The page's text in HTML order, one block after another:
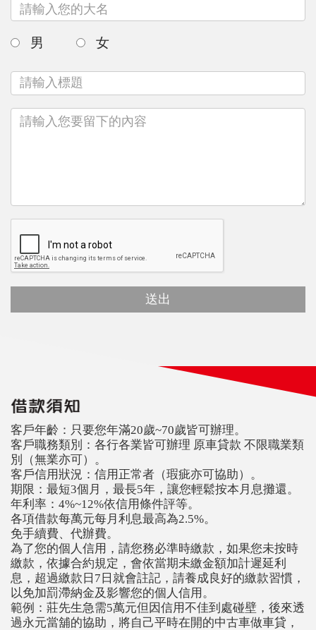
男 女
客戶年齡：只要您年滿20歲~70歲皆可辦理。
客戶職務類別：各行各業皆可辦理 原車貸款 不限職業類
別（無業亦可）。
客戶信用狀況：信用正常者（瑕疵亦可協助）。
期限：最短3個月，最長5年，讓您輕鬆按本月息攤還。
年利率：4%~12%依信用條件評等。
各項借款每萬元每月利息最高為2.5%。
免手續費、代辦費。
為了您的個人信用，請您務必準時繳款，如果您未按時
繳款，依據合約規定，會依當期未繳金額加計遲延利
息，超過繳款日7日就會註記，請養成良好的繳款習慣，
以免加罰滯納金及影響您的個人信用。
範例：莊先生急需5萬元但因信用不佳到處碰壁，後來透
過永元當舖的協助，將自己平時在開的中古車做車貸，